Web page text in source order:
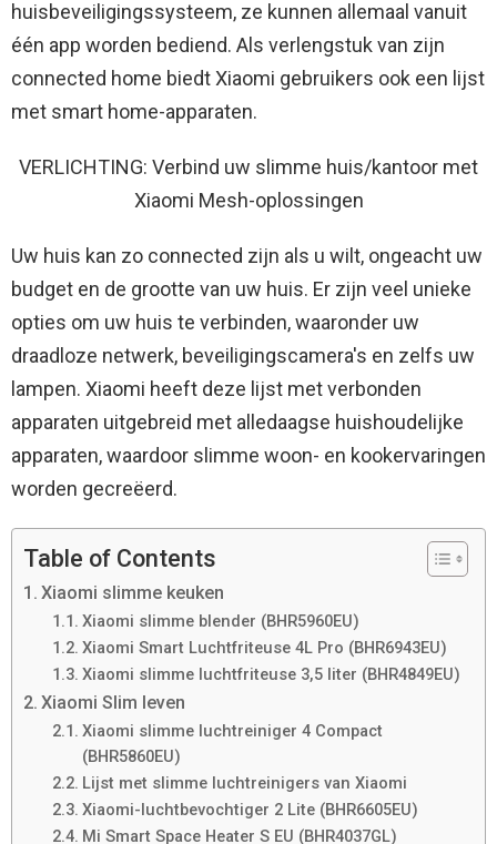
huisbeveiligingssysteem, ze kunnen allemaal vanuit
één app worden bediend. Als verlengstuk van zijn
connected home biedt Xiaomi gebruikers ook een lijst
met smart home-apparaten.
VERLICHTING: Verbind uw slimme huis/kantoor met
Xiaomi Mesh-oplossingen
Uw huis kan zo connected zijn als u wilt, ongeacht uw
budget en de grootte van uw huis. Er zijn veel unieke
opties om uw huis te verbinden, waaronder uw
draadloze netwerk, beveiligingscamera's en zelfs uw
lampen. Xiaomi heeft deze lijst met verbonden
apparaten uitgebreid met alledaagse huishoudelijke
apparaten, waardoor slimme woon- en kookervaringen
worden gecreëerd.
Table of Contents
Xiaomi slimme keuken
Xiaomi slimme blender (BHR5960EU)
Xiaomi Smart Luchtfriteuse 4L Pro (BHR6943EU)
Xiaomi slimme luchtfriteuse 3,5 liter (BHR4849EU)
Xiaomi Slim leven
Xiaomi slimme luchtreiniger 4 Compact
(BHR5860EU)
Lijst met slimme luchtreinigers van Xiaomi
Xiaomi-luchtbevochtiger 2 Lite (BHR6605EU)
Mi Smart Space Heater S EU (BHR4037GL)